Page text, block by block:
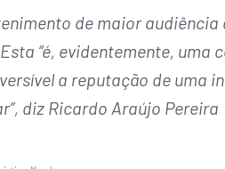
de maior audiência
“é, evidentemente, uma
a reputação de uma
diz Ricardo Araújo Pereira